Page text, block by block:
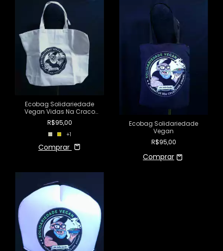
Ecobag Solidariedade
Vegan Vidas Na Craco
Importam
R$95,00
+1
Comprar
Ecobag Solidariedade
Vegan
R$95,00